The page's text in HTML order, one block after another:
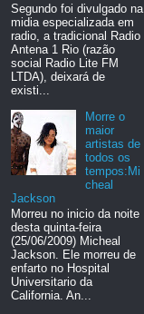
Segundo foi divulgado na
midia especializada em
radio, a tradicional Radio
Antena 1 Rio (razão
social Radio Lite FM
LTDA), deixará de
existi...
Morre o
maior
artistas de
todos os
tempos:Mi
cheal
Jackson
Morreu no inicio da noite
desta quinta-feira
(25/06/2009) Micheal
Jackson. Ele morreu de
enfarto no Hospital
Universitario da
California. An...